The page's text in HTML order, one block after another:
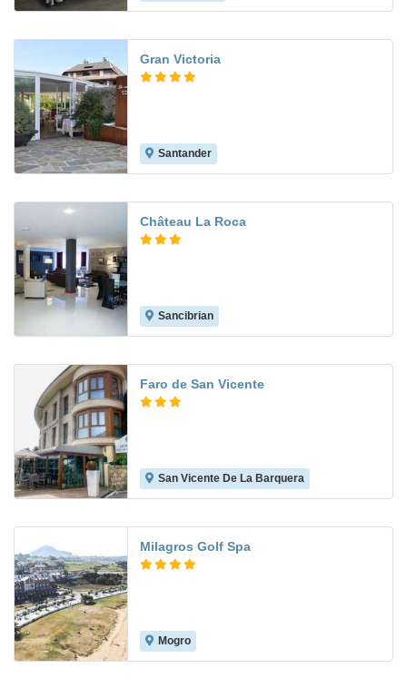
Gran Victoria
Santander
Château La Roca
Sancibrian
Faro de San Vicente
San Vicente De La Barquera
Milagros Golf Spa
Mogro